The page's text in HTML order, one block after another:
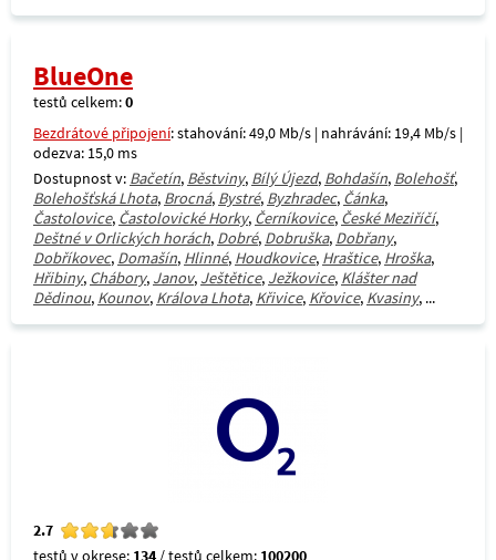
BlueOne
testů celkem:0
Bezdrátové připojení: stahování: 49,0 Mb/s | nahrávání: 19,4 Mb/s |
odezva: 15,0 ms
Dostupnost v: Bačetín, Běstviny, Bílý Újezd, Bohdašín, Bolehošť,
Bolehošťská Lhota, Brocná, Bystré, Byzhradec, Čánka,
Častolovice, Častolovické Horky, Černíkovice, České Meziříčí,
Deštné v Orlických horách, Dobré, Dobruška, Dobřany,
Dobříkovec, Domašín, Hlinné, Houdkovice, Hraštice, Hroška,
Hřibiny, Chábory, Janov, Ještětice, Ježkovice, Klášter nad
Dědinou, Kounov, Králova Lhota, Křivice, Křovice, Kvasiny, ...
2.7
testů v okrese: 134 / testů celkem: 100200